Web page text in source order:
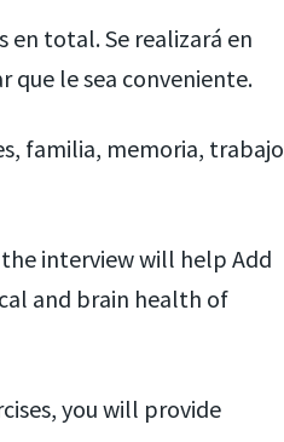
total. Se realizará en
que le sea conveniente.
familia, memoria, trabajo
interview will help Add
and brain health of
you will provide